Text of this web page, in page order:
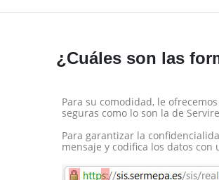
¿Cuáles son las
Para su comodidad, le
seguras como lo son la de
Para garantizar la
mensaje y codifica los datos